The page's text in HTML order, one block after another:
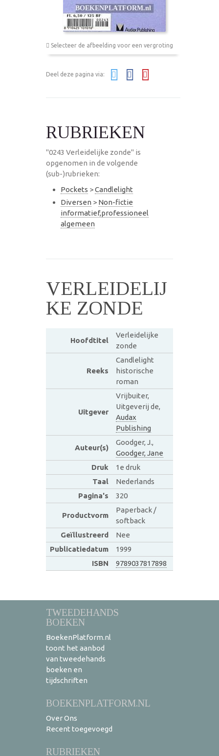
Selecteer de afbeelding voor een vergroting
Deel deze pagina via:
RUBRIEKEN
"0243 Verleidelijke zonde" is
opgenomen in de volgende
(sub-)rubrieken:
Pockets >Candlelight
Diversen > Non-fictie
informatief,professioneel
algemeen
VERLEIDELIJ
KE ZONDE
Hoofdtitel
Verleidelijke
zonde
Reeks
Candlelight
historische
roman
Uitgever
Vrijbuiter,
Uitgeverij de,
Audax
Publishing
Auteur(s)
Goodger, J.,
Goodger, Jane
Druk
1e druk
Taal
Nederlands
Pagina's
320
Productvorm
Paperback /
softback
Geïllustreerd
Nee
Publicatiedatum
1999
ISBN
9789037817898
TWEEDEHANDS
BOEKEN
BoekenPlatform.nl
toont het aanbod
van tweedehands
boeken en
tijdschriften
BOEKENPLATFORM.NL
Over Ons
Recent toegevoegd
RUBRIEKEN